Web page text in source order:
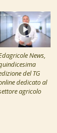
News,
del TG
dedicato al
agricolo